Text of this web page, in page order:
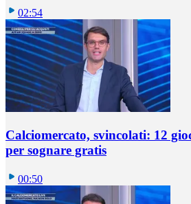
02:54
Calciomercato, svincolati: 12
per sognare gratis
00:50